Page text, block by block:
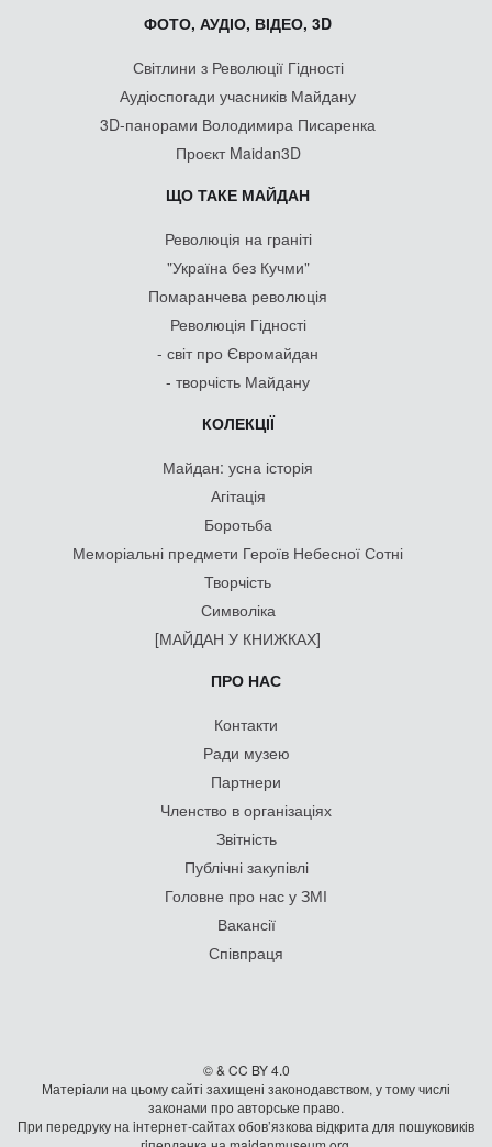
ФОТО, АУДІО, ВІДЕО, 3D
Світлини з Революції Гідності
Аудіоспогади учасників Майдану
3D-панорами Володимира Писаренка
Проєкт Maidan3D
ЩО ТАКЕ МАЙДАН
Революція на граніті
"Україна без Кучми"
Помаранчева революція
Революція Гідності
- світ про Євромайдан
- творчість Майдану
КОЛЕКЦІЇ
Майдан: усна історія
Агітація
Боротьба
Меморіальні предмети Героїв Небесної Сотні
Творчість
Символіка
[МАЙДАН У КНИЖКАХ]
ПРО НАС
Контакти
Ради музею
Партнери
Членство в організаціях
Звітність
Публічні закупівлі
Головне про нас у ЗМІ
Вакансії
Співпраця
© & CC BY 4.0
Матеріали на цьому сайті захищені законодавством, у тому числі
законами про авторське право.
При передруку на iнтернет-сайтах обов’язкова відкрита для пошуковиків